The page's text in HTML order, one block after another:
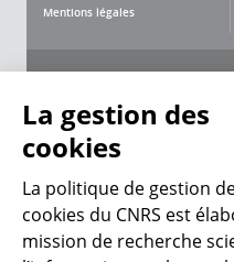
Mentions légales
La gestion des
cookies
La politique de gestion
cookies du CNRS est
mission de recherche